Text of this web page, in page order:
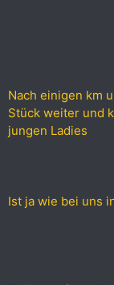
Nach einigen km
Stück weiter und
jungen Ladies
Ist ja wie bei uns